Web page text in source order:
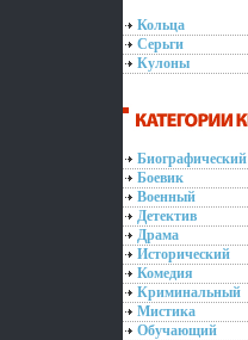
Кольца
Серьги
Кулоны
Биографический
Боевик
Военный
Детектив
Драма
Исторический
Комедия
Криминальный
Мистика
Обучающий